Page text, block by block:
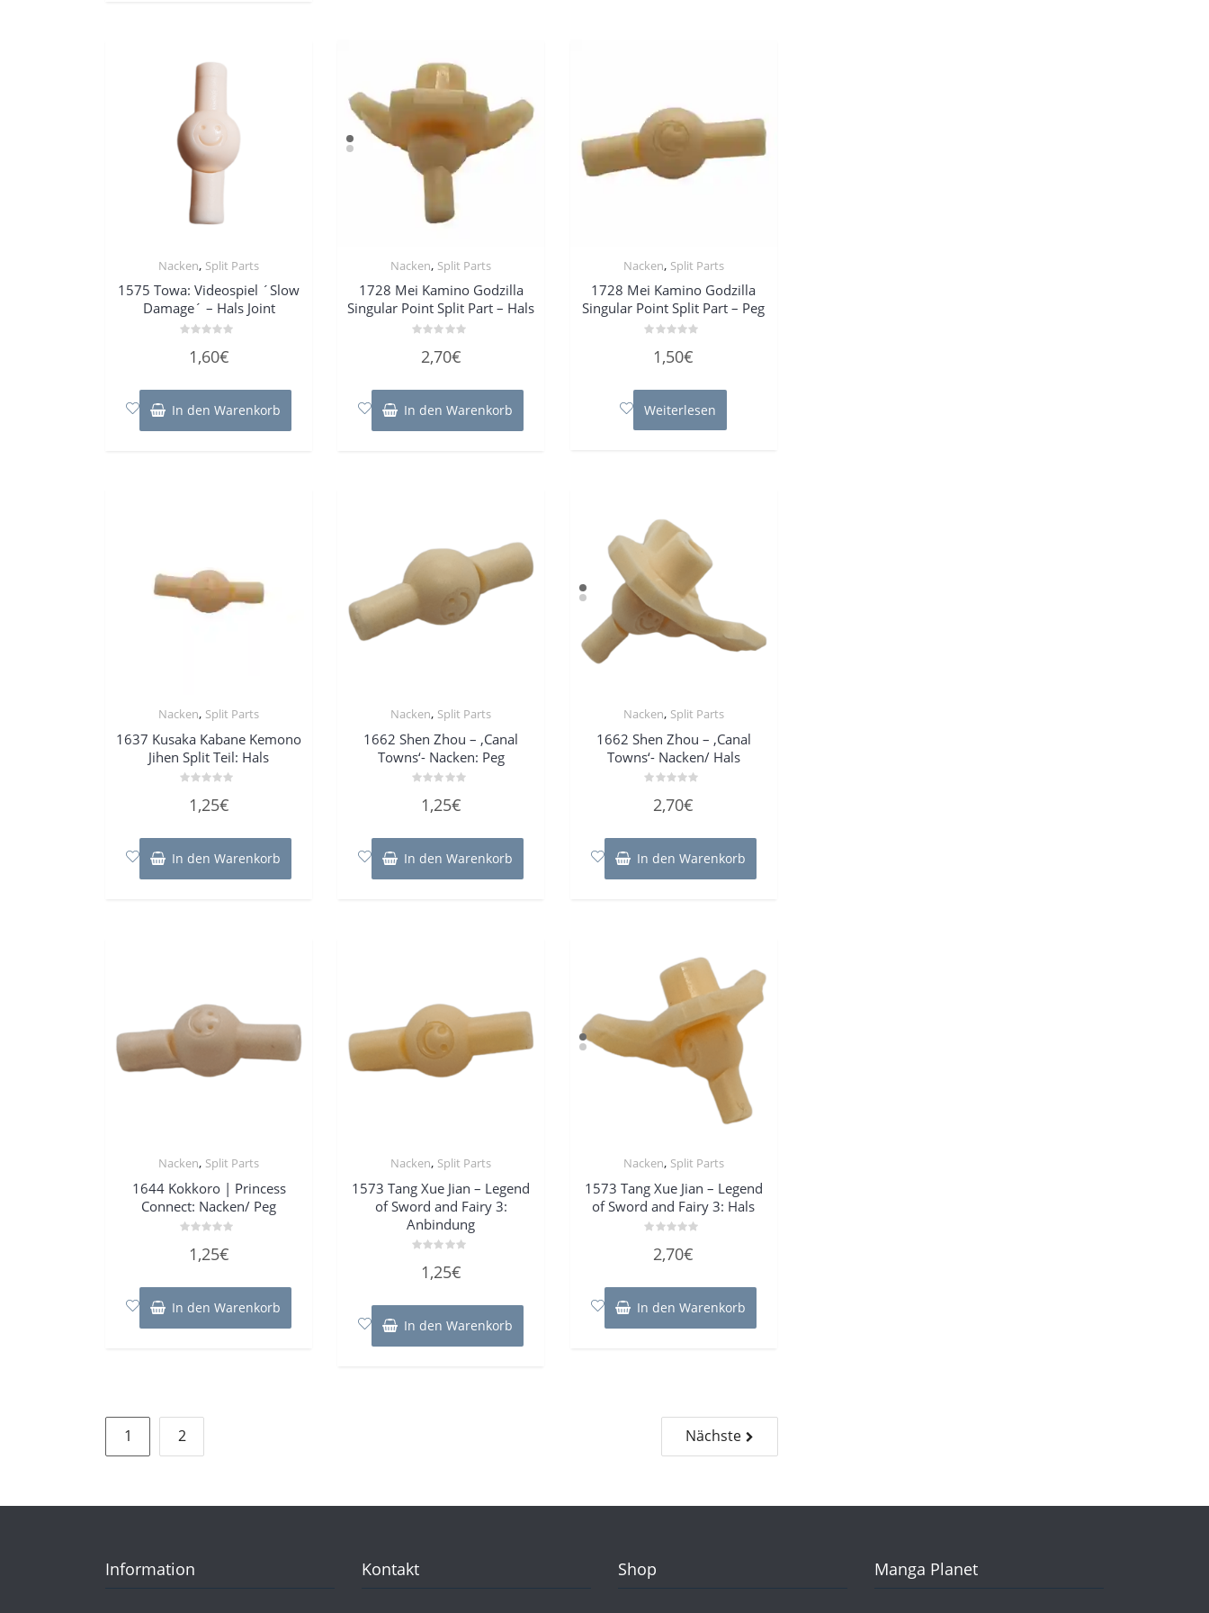
Nacken, Split Parts
1575 Towa: Videospiel ´Slow
Damage´ – Hals Joint
mit
5
1,60€
In den Warenkorb
Nacken, Split Parts
1728 Mei Kamino Godzilla
Singular Point Split Part – Hals
mit
5
2,70€
In den Warenkorb
Nacken, Split Parts
1728 Mei Kamino Godzilla
Singular Point Split Part – Peg
mit
5
1,50€
Weiterlesen
Nacken, Split Parts
1637 Kusaka Kabane Kemono
Jihen Split Teil: Hals
mit
5
1,25€
In den Warenkorb
Nacken, Split Parts
1662 Shen Zhou – ‚Canal
Towns‘- Nacken: Peg
mit
5
1,25€
In den Warenkorb
Nacken, Split Parts
1662 Shen Zhou – ‚Canal
Towns‘- Nacken/ Hals
mit
5
2,70€
In den Warenkorb
Nacken, Split Parts
1644 Kokkoro | Princess
Connect: Nacken/ Peg
mit
5
1,25€
In den Warenkorb
Nacken, Split Parts
1573 Tang Xue Jian – Legend
of Sword and Fairy 3:
Anbindung
mit
5
1,25€
In den Warenkorb
Nacken, Split Parts
1573 Tang Xue Jian – Legend
of Sword and Fairy 3: Hals
mit
5
2,70€
In den Warenkorb
Seitennummerierung
der
Beiträge
1 2 Nächste
Information Kontakt Shop Manga Planet